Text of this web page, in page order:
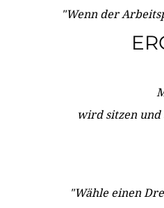
"Wenn der
wird sitzen und
"Wähle einen